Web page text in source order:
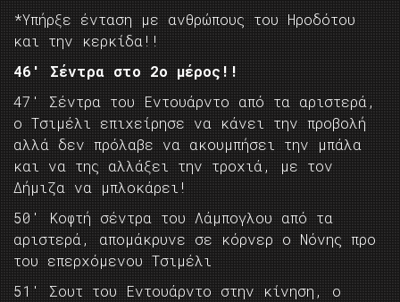
*Υπήρξε ένταση με ανθρώπους του Ηροδότου
και την κερκίδα!!
46′ Σέντρα στο 2ο μέρος!!
47′ Σέντρα του Εντουάρντο από τα αριστερά,
ο Τσιμέλι επιχείρησε να κάνει την προβολή
αλλά δεν πρόλαβε να ακουμπήσει την μπάλα
και να της αλλάξει την τροχιά, με τον
Δήμιζα να μπλοκάρει!
50′ Κοφτή σέντρα του Λάμπογλου από τα
αριστερά, απομάκρυνε σε κόρνερ ο Νόνης προ
του επερχόμενου Τσιμέλι
51′ Σουτ του Εντουάρντο στην κίνηση, ο